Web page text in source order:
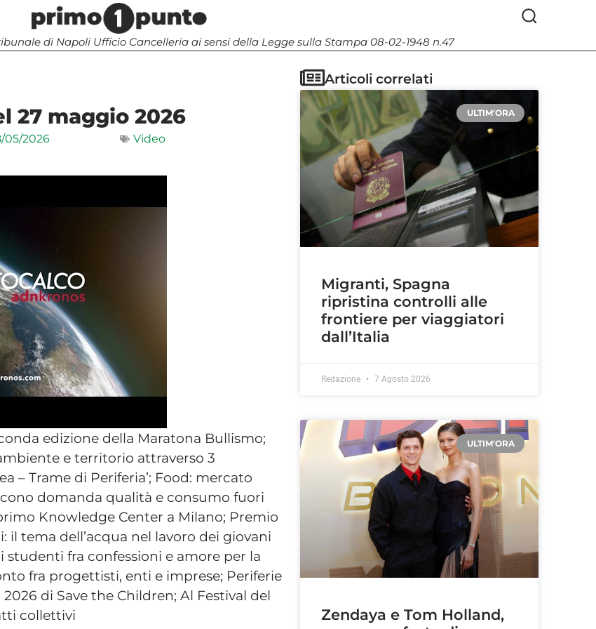
di Napoli Ufficio Cancelleria ai sensi della Legge sulla Stampa 08-02-1948 n.47
27 maggio 2026
05/2026 Video
edizione della Maratona Bullismo;
e territorio attraverso 3
– Trame di Periferia’; Food: mercato
domanda qualità e consumo fuori
Knowledge Center a Milano; Premio
tema dell’acqua nel lavoro dei giovani
fra confessioni e amore per la
fra progettisti, enti e imprese; Periferie
di Save the Children; Al Festival del
collettivi
Articoli correlati
ULTIM'ORA
Migranti, Spagna
ripristina controlli alle
frontiere per viaggiatori
dall’Italia
Redazione 7 Agosto 2026
ULTIM'ORA
Zendaya e Tom Holland,